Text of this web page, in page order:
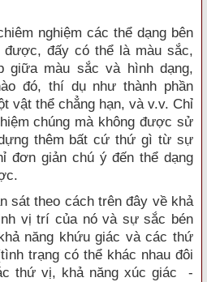
các thể dạng bên
được, đấy có thể là màu sắc,
giữa màu sắc và hình dạng,
đó, thí dụ như thành phần
vật thể chẳng hạn, và v.v. Chỉ
chúng mà không được sử
thêm bất cứ thứ gì từ sự
đơn giản chú ý đến thể dạng
theo cách trên đây về khả
vị trí của nó và sự sắc bén
năng khứu giác và các thứ
trạng có thể khác nhau đôi
thứ vị, khả năng xúc giác -